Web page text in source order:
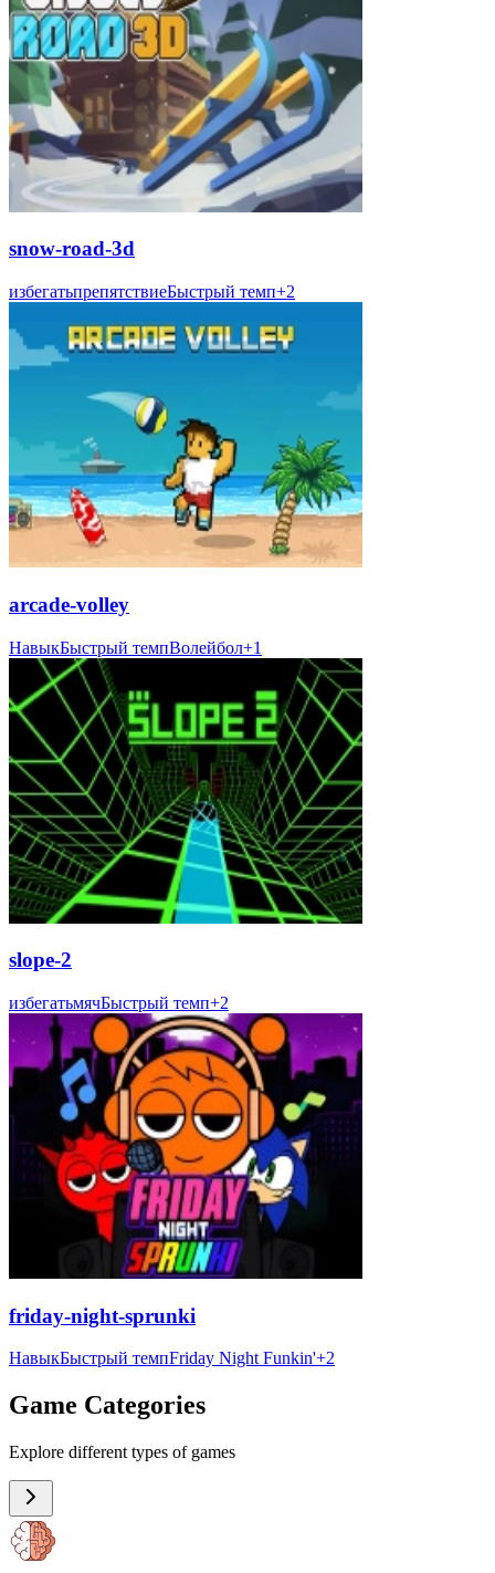
snow-road-3d
избегатьпрепятствиеБыстрый темп+2
arcade-volley
НавыкБыстрый темпВолейбол+1
slope-2
избегатьмячБыстрый темп+2
friday-night-sprunki
НавыкБыстрый темпFriday Night Funkin'+2
Game Categories
Explore different types of games